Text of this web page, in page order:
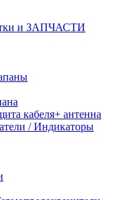
и ЗАПЧАСТИ
кабеля+ антенна
/ Индикаторы